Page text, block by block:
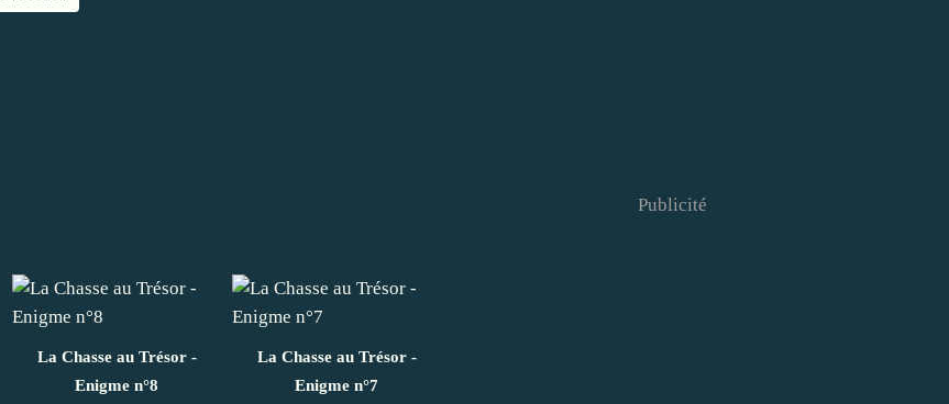
La Chasse au Trésor -
Enigme n°8
La Chasse au Trésor -
Enigme n°7
Publicité